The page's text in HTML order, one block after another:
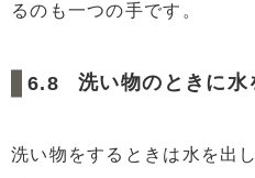
るのも一つの手です。
洗い物のときに
洗い物をするときは水を出